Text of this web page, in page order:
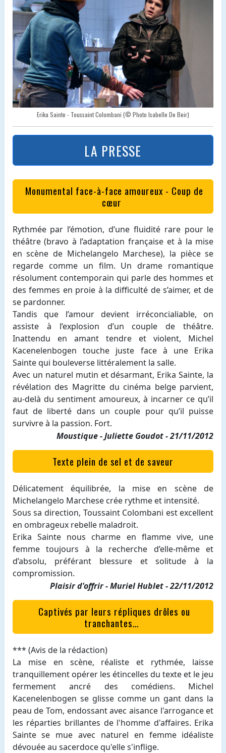
Erika Sainte - Toussaint Colombani (© Photo Isabelle De Beir)
LA PRESSE
Monumental face-à-face amoureux - Coup de
cœur
Rythmée par l’émotion, d’une fluidité rare pour le
théâtre (bravo à l’adaptation française et à la mise
en scène de Michelangelo Marchese), la pièce se
regarde comme un film. Un drame romantique
résolument contemporain qui parle des hommes et
des femmes en proie à la difficulté de s’aimer, et de
se pardonner.
Tandis que l’amour devient irréconcialiable, on
assiste à l’explosion d’un couple de théâtre.
Inattendu en amant tendre et violent, Michel
Kacenelenbogen touche juste face à une Erika
Sainte qui bouleverse littéralement la salle.
Avec un naturel mutin et désarmant, Erika Sainte, la
révélation des Magritte du cinéma belge parvient,
au-delà du sentiment amoureux, à incarner ce qu’il
faut de liberté dans un couple pour qu’il puisse
survivre à la passion. Fort.
Moustique - Juliette Goudot - 21/11/2012
Texte plein de sel et de saveur
Délicatement équilibrée, la mise en scène de
Michelangelo Marchese crée rythme et intensité.
Sous sa direction, Toussaint Colombani est excellent
en ombrageux rebelle maladroit.
Erika Sainte nous charme en flamme vive, une
femme toujours à la recherche d’elle-même et
d’absolu, préférant blessure et solitude à la
compromission.
Plaisir d'offrir - Muriel Hublet - 22/11/2012
Captivés par leurs répliques drôles ou
tranchantes…
*** (Avis de la rédaction)
La mise en scène, réaliste et rythmée, laisse
tranquillement opérer les étincelles du texte et le jeu
fermement ancré des comédiens. Michel
Kacenelenbogen se glisse comme un gant dans la
peau de Tom, endossant avec aisance l'arrogance et
les réparties brillantes de l'homme d'affaires. Erika
Sainte se mue avec naturel en femme idéaliste
dévouée au sacerdoce qu'elle s'inflige.